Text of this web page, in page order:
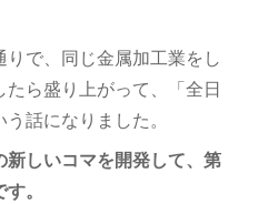
で、同じ金属加工業をし
ら盛り上がって、「全日
話になりました。
新しいコマを開発して、第
。